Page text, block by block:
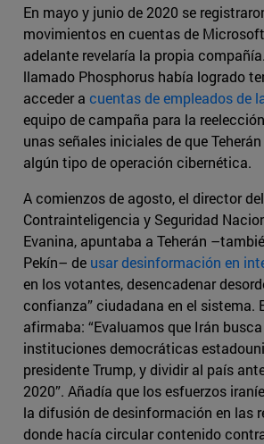
En mayo y junio de 2020 se
movimientos en cuentas de
adelante revelaría la propia
llamado Phosphorus había logrado
acceder a cuentas de empleados de
equipo de campaña para la
unas señales iniciales de que
algún tipo de operación cibernética.
A comienzos de agosto, el director
Contrainteligencia y Seguridad
Evanina, apuntaba a Teherán
Pekín– de usar desinformación en
en los votantes, desencadenar
confianza” ciudadana en el sistema.
afirmaba: “Evaluamos que Irán
instituciones democráticas
presidente Trump, y dividir al país
2020”. Añadía que los esfuerzos
la difusión de desinformación en las
donde hacía circular contenido